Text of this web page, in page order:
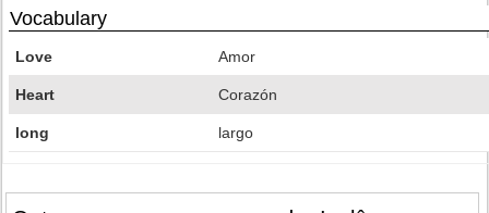
Vocabulary
Love Amor
Heart Corazón
long largo